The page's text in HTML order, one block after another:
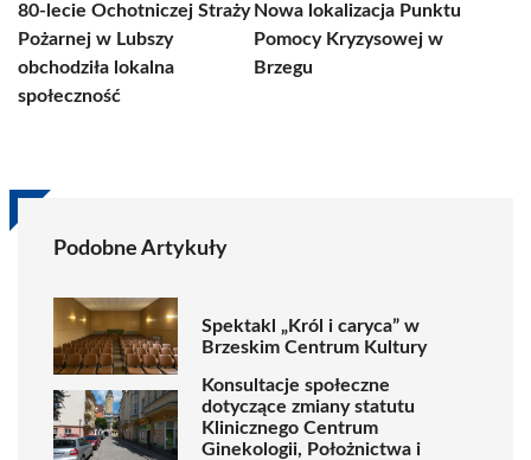
80-lecie Ochotniczej Straży
Pożarnej w Lubszy
obchodziła lokalna
społeczność
Nowa lokalizacja Punktu
Pomocy Kryzysowej w
Brzegu
Podobne Artykuły
Spektakl „Król i caryca” w
Brzeskim Centrum Kultury
Konsultacje społeczne
dotyczące zmiany statutu
Klinicznego Centrum
Ginekologii, Położnictwa i